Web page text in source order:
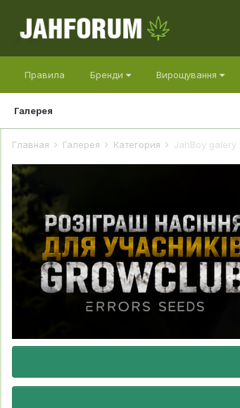
Правила Бренди Вирощування
Галерея
Главная Галерея Категория JahBoy galery